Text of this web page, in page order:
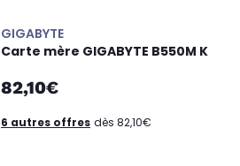
GIGABYTE
Carte mère GIGABYTE B550M K
82,10€
6 autres offres dès 82,10€